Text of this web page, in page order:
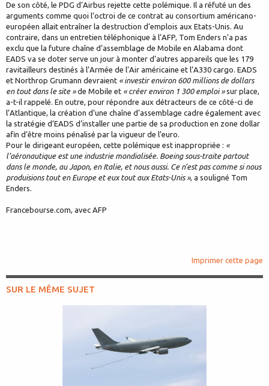
De son côté, le PDG d’Airbus rejette cette polémique. Il a réfuté un des
arguments comme quoi l’octroi de ce contrat au consortium américano-
européen allait entraîner la destruction d’emplois aux Etats-Unis. Au
contraire, dans un entretien téléphonique à l’AFP, Tom Enders n’a pas
exclu que la future chaîne d’assemblage de Mobile en Alabama dont
EADS va se doter serve un jour à monter d’autres appareils que les 179
ravitailleurs destinés à l’Armée de l’Air américaine et l’A330 cargo. EADS
et Northrop Grumann devraient « investir environ 600 millions de dollars
en tout dans le site »de Mobile et « créer environ 1 300 emploi »sur place,
a-t-il rappelé. En outre, pour répondre aux détracteurs de ce côté-ci de
l’Atlantique, la création d’une chaîne d’assemblage cadre également avec
la stratégie d’EADS d’installer une partie de sa production en zone dollar
afin d’être moins pénalisé par la vigueur de l’euro.
Pour le dirigeant européen, cette polémique est inappropriée : «
l’aéronautique est une industrie mondialisée. Boeing sous-traite partout
dans le monde, au Japon, en Italie, et nous aussi. Ce n’est pas comme si nous
produisions tout en Europe et eux tout aux Etats-Unis », a souligné Tom
Enders.
Francebourse.com, avec AFP
Imprimer cette page
SUR LE MÊME SUJET